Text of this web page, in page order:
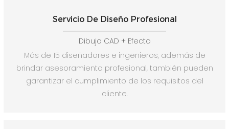
Servicio De Diseño Profesional
Dibujo CAD + Efecto
Más de 15 diseñadores e ingenieros, además de
brindar asesoramiento profesional, también pueden
garantizar el cumplimiento de los requisitos del
cliente.